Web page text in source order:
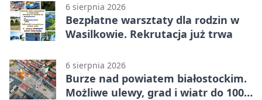
6 sierpnia 2026
Bezpłatne warsztaty dla rodzin w
Wasilkowie. Rekrutacja już trwa
6 sierpnia 2026
Burze nad powiatem białostockim.
Możliwe ulewy, grad i wiatr do 100